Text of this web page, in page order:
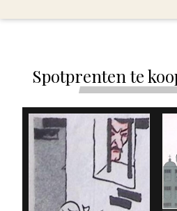
Spotprenten te